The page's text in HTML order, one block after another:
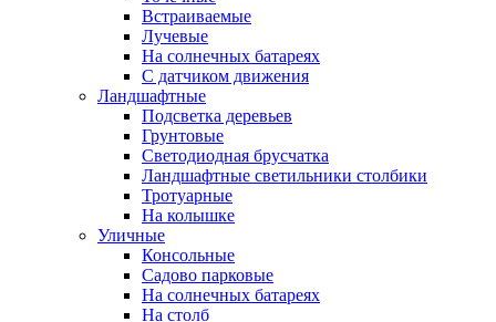
Встраиваемые
Лучевые
На солнечных батареях
С датчиком движения
Ландшафтные
Подсветка деревьев
Грунтовые
Светодиодная брусчатка
Ландшафтные светильники столбики
Тротуарные
На колышке
Уличные
Консольные
Садово парковые
На солнечных батареях
На столб